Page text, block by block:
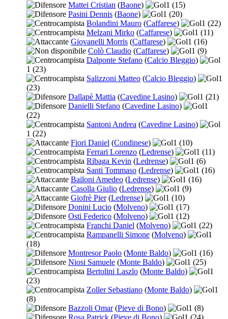
Mattei Cristian (Baone) 1 (15)
Pasini Dennis (Baone) 1 (20)
Bolandini Mauro (Caffarese) 1 (22)
Melzani Mirko (Caffarese) 1 (11)
Giovanelli Morris (Caffarese) 1 (16)
Colò Claudio (Caffarese) 1 (9)
Dalponte Stefano (Calcio Bleggio)
1 (23)
Salizzoni Matteo (Calcio Bleggio)
1
(23)
Dallapè Mattia (Cavedine Lasino) 1 (21)
Danielli Stefano (Cavedine Lasino)
1
(22)
Santoni Andrea (Cavedine Lasino)
1 (22)
Fiori Daniel (Condinese) 1 (10)
Ferrari Lorenzo (Ledrense) 1 (11)
Ribaga Kevin (Ledrense) 1 (6)
Santi Tommaso (Ledrense) 1 (16)
Bailoni Amedeo (Ledrense) 1 (16)
Casolla Giulio (Ledrense) 1 (9)
Giofrè Pier (Ledrense) 1 (10)
Donini Lucio (Molveno) 1 (17)
Osti Federico (Molveno) 1 (12)
Franchi Daniel (Molveno) 1 (22)
Rampanelli Simone (Molveno)
1
(18)
Montresor Paolo (Monte Baldo) 1 (16)
Niosi Samuele (Monte Baldo) 1 (25)
Bertolini Laszlo (Monte Baldo)
1
(23)
Zoller Sebastiano (Monte Baldo)
1
(8)
Bazzoli Omar (Pieve di Bono) 1 (8)